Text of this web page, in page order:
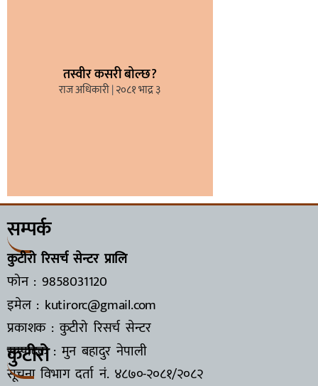
तस्वीर कसरी बोल्छ?
राज अधिकारी २०८१ भाद्र ३
सम्पर्क
कुटीरो रिसर्च सेन्टर प्रालि
फोन : 9858031120
इमेल : kutirorc@gmail.com
प्रकाशक : कुटीरो रिसर्च सेन्टर
सम्पादक : मुन बहादुर नेपाली
सूचना विभाग दर्ता नं. ४८७०-२०८१/२०८२
कुटीरो